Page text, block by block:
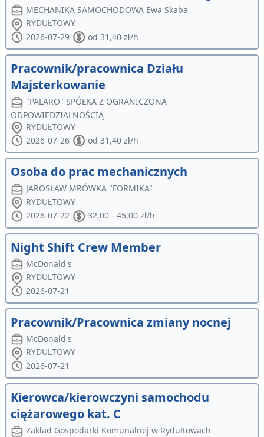
MECHANIKA SAMOCHODOWA Ewa Skaba
RYDUŁTOWY
2026-07-29
od 31,40 zł/h
Pracownik/pracownica Działu
Majsterkowanie
"PALARO" SPÓŁKA Z OGRANICZONĄ
ODPOWIEDZIALNOŚCIĄ
RYDUŁTOWY
2026-07-26
od 31,40 zł/h
Osoba do prac mechanicznych
JAROSŁAW MRÓWKA "FORMIKA"
RYDUŁTOWY
2026-07-22
32,00 - 45,00 zł/h
Night Shift Crew Member
McDonald's
RYDULTOWY
2026-07-21
Pracownik/Pracownica zmiany nocnej
McDonald's
RYDULTOWY
2026-07-21
Kierowca/kierowczyni samochodu
ciężarowego kat. C
Zakład Gospodarki Komunalnej w Rydułtowach